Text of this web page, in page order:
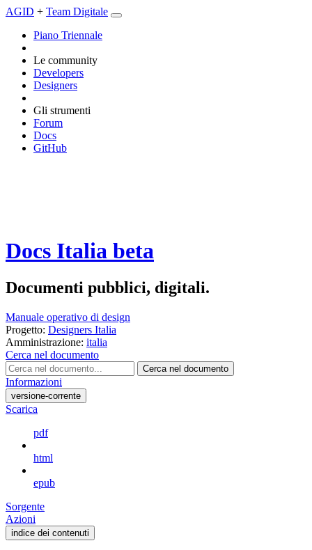
AGID + Team Digitale
Piano Triennale
Le community
Developers
Designers
Gli strumenti
Forum
Docs
GitHub
Docs Italia beta
Documenti pubblici, digitali.
Manuale operativo di design
Progetto: Designers Italia
Amministrazione: italia
Cerca nel documento
Cerca nel documento
Informazioni
versione-corrente
Scarica
pdf
html
epub
Sorgente
Azioni
indice dei contenuti